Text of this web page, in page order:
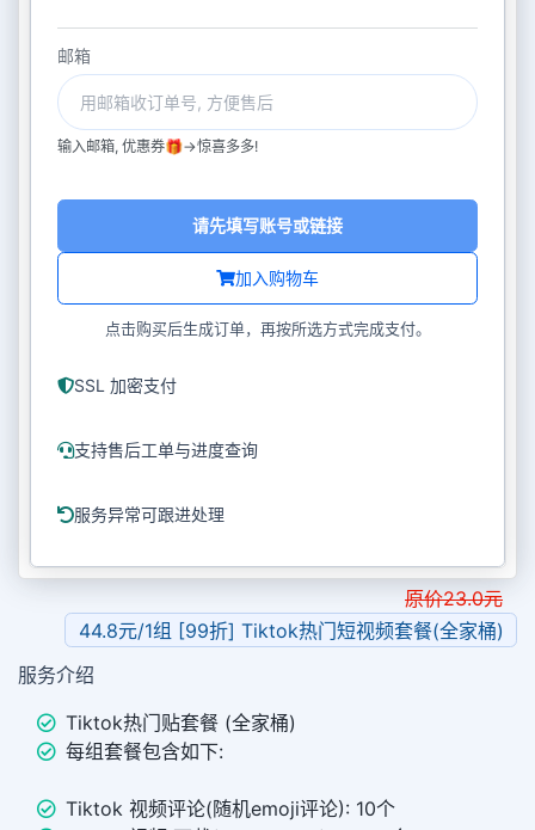
邮箱
输入邮箱, 优惠券🎁->惊喜多多!
加入购物车
请先填写账号或链接
点击购买后生成订单，再按所选方式完成支付。
SSL 加密支付
支持售后工单与进度查询
服务异常可跟进处理
原价23.0元
44.8元/1组 [99折] Tiktok热门短视频套餐(全家桶)
服务介绍
Tiktok热门贴套餐 (全家桶)
每组套餐包含如下:
Tiktok 视频评论(随机emoji评论): 10个